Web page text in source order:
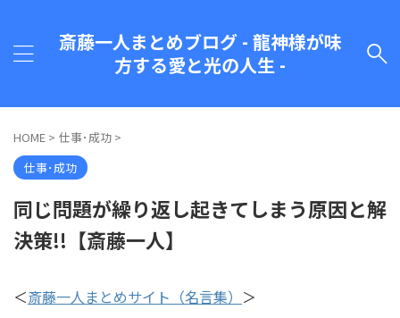
斎藤一人まとめブログ - 龍神様が味
方する愛と光の人生 -
HOME > 仕事･成功 >
仕事･成功
同じ問題が繰り返し起きてしまう原因と解
決策!!【斎藤一人】
＜斎藤一人まとめサイト（名言集） ＞